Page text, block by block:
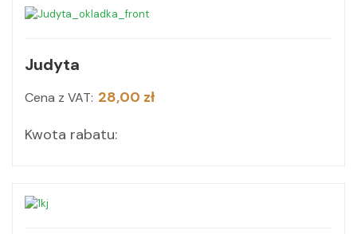
Judyta
Cena z VAT: 28,00 zł
Kwota rabatu: